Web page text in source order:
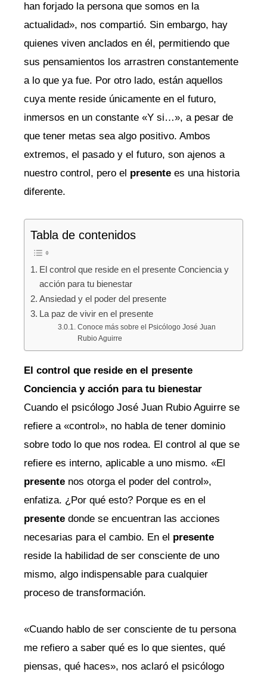
han forjado la persona que somos en la
actualidad», nos compartió. Sin embargo, hay
quienes viven anclados en él, permitiendo que
sus pensamientos los arrastren constantemente
a lo que ya fue. Por otro lado, están aquellos
cuya mente reside únicamente en el futuro,
inmersos en un constante «Y si…», a pesar de
que tener metas sea algo positivo. Ambos
extremos, el pasado y el futuro, son ajenos a
nuestro control, pero el presente es una historia
diferente.
Tabla de contenidos
El control que reside en el presente Conciencia y
acción para tu bienestar
Ansiedad y el poder del presente
La paz de vivir en el presente
Conoce más sobre el Psicólogo José Juan
Rubio Aguirre
El control que reside en el presente
Conciencia y acción para tu bienestar
Cuando el psicólogo José Juan Rubio Aguirre se
refiere a «control», no habla de tener dominio
sobre todo lo que nos rodea. El control al que se
refiere es interno, aplicable a uno mismo. «El
presente nos otorga el poder del control»,
enfatiza. ¿Por qué esto? Porque es en el
presente donde se encuentran las acciones
necesarias para el cambio. En el presente
reside la habilidad de ser consciente de uno
mismo, algo indispensable para cualquier
proceso de transformación.
«Cuando hablo de ser consciente de tu persona
me refiero a saber qué es lo que sientes, qué
piensas, qué haces», nos aclaró el psicólogo